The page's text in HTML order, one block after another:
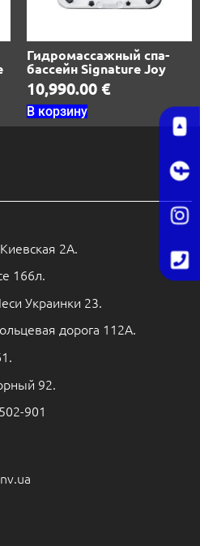
Гидромассажный спа-
бассейн Signature Joy
10,990.00 €
В корзину
2А.
166л.
Украинки 23.
дорога 112А.
92.
901